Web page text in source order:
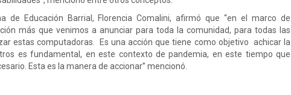
de Educación Barrial, Florencia Comalini, afirmó que “en el marco de
más que venimos a anunciar para toda la comunidad, para todas las
estas computadoras. Es una acción que tiene como objetivo achicar la
es fundamental, en este contexto de pandemia, en este tiempo que
Esta es la manera de accionar” mencionó.